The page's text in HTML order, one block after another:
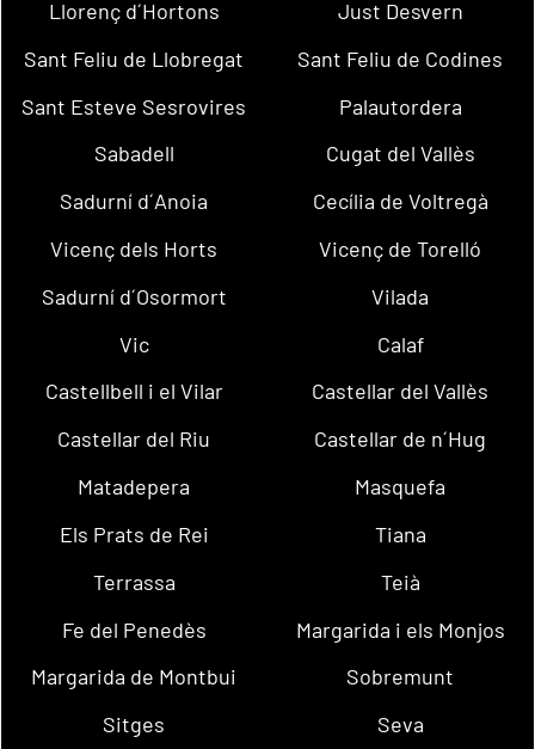
Llorenç d´Hortons
Just Desvern
Sant Feliu de Llobregat
Sant Feliu de Codines
Sant Esteve Sesrovires
Palautordera
Sabadell
Cugat del Vallès
Sadurní d´Anoia
Cecília de Voltregà
Vicenç dels Horts
Vicenç de Torelló
Sadurní d´Osormort
Vilada
Vic
Calaf
Castellbell i el Vilar
Castellar del Vallès
Castellar del Riu
Castellar de n´Hug
Matadepera
Masquefa
Els Prats de Rei
Tiana
Terrassa
Teià
Fe del Penedès
Margarida i els Monjos
Margarida de Montbui
Sobremunt
Sitges
Seva